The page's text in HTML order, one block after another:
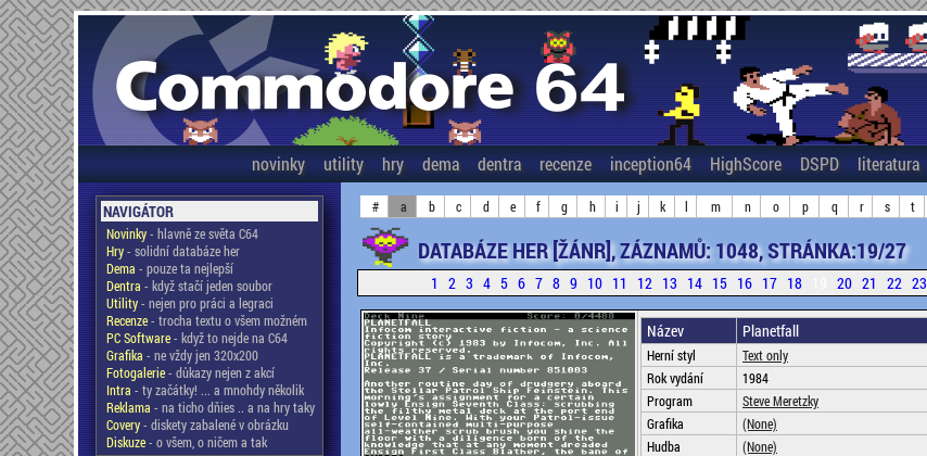
novinky utility hry dema dentra recenze inception64 HighScore DSPD literatura
NAVIGÁTOR
Novinky- hlavně ze světa C64
Hry- solidní databáze her
Dema - pouze ta nejlepší
Dentra - když stačí jeden soubor
Utility- nejen pro práci a legraci
Recenze- trocha textu o všem možném
PC Software- když to nejde na C64
Grafika - ne vždy jen 320x200
Fotogalerie- důkazy nejen z akcí
Intra - ty začátky! ... a mnohdy několik
Reklama - na ticho dňies .. a na hry taky
Covery- diskety zabalené v obrázku
Diskuze- o všem, o ničem a tak
# a b c d e f g h i j k l m n o p q r s t
DATABÁZE HER [ŽÁNR], ZÁZNAMŮ: 1048, STRÁNKA:19/27
1 2 3 4 5 6 7 8 9 10 11 12 13 14 15 16 17 18 20 21 22 23
Název Planetfall
Herní styl
Text only
Rok vydání
1984
Program
Steve Meretzky
Grafika
(None)
Hudba
(None)